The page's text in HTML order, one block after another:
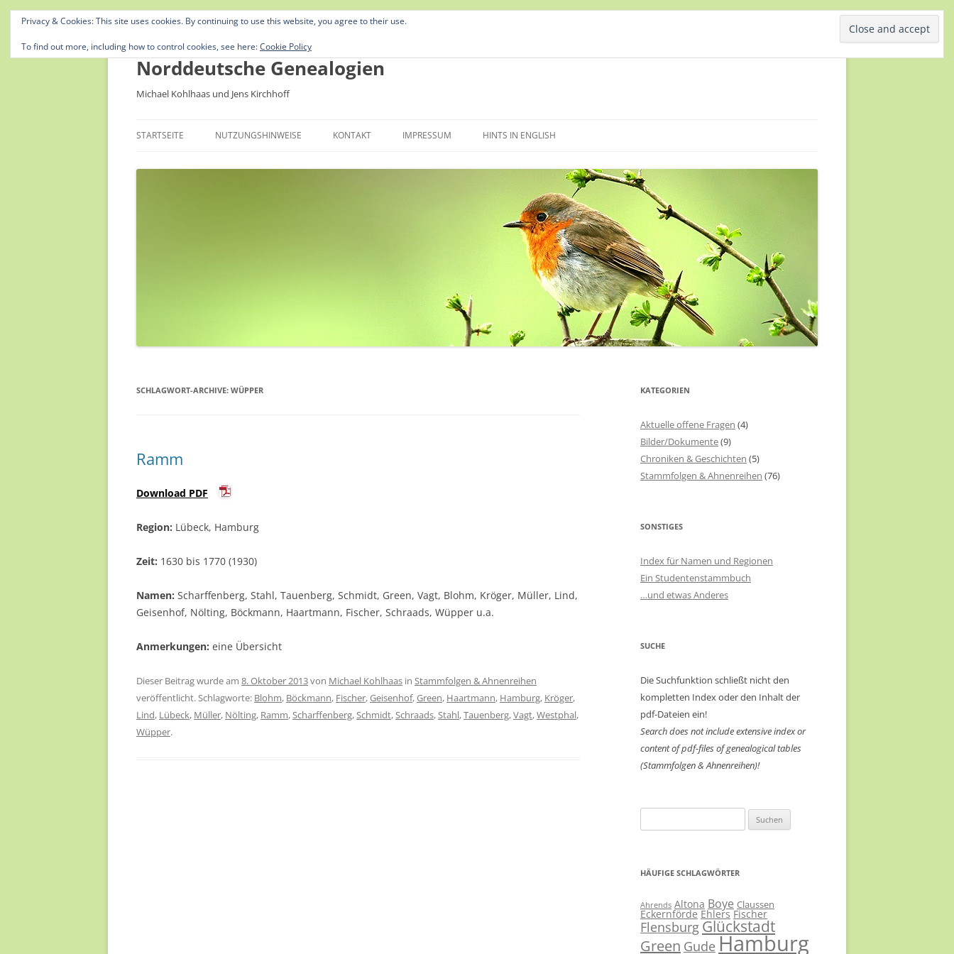
Norddeutsche Genealogien
Michael Kohlhaas und Jens Kirchhoff
Inhalt
STARTSEITE NUTZUNGSHINWEISE KONTAKT IMPRESSUM HINTS IN ENGLISH
SCHLAGWORT-ARCHIVE: WÜPPER
Ramm
Download PDF
Region: Lübeck, Hamburg
Zeit: 1630 bis 1770 (1930)
Namen: Scharffenberg, Stahl, Tauenberg, Schmidt, Green, Vagt, Blohm, Kröger, Müller, Lind,
Geisenhof, Nölting, Böckmann, Haartmann, Fischer, Schraads, Wüpper u.a.
Anmerkungen: eine Übersicht
Dieser Beitrag wurde am 8. Oktober 2013von Michael Kohlhaas in Stammfolgen & Ahnenreihen
veröffentlicht. Schlagworte: Blohm, Böckmann, Fischer,Geisenhof,Green, Haartmann, Hamburg, Kröger,
Lind, Lübeck, Müller, Nölting, Ramm,Scharffenberg,Schmidt,Schraads,Stahl,Tauenberg,Vagt,Westphal,
Wüpper.
KATEGORIEN
Aktuelle offene Fragen (4)
Bilder/Dokumente(9)
Chroniken & Geschichten (5)
Stammfolgen & Ahnenreihen (76)
SONSTIGES
Index für Namen und Regionen
Ein Studentenstammbuch
…und etwas Anderes
SUCHE
Die Suchfunktion schließt nicht den
kompletten Index oder den Inhalt der
pdf-Dateien ein!
Search does not include extensive index or
content ofpdf-files of genealogical tables
(Stammfolgen & Ahnenreihen)!
nach:
HÄUFIGE SCHLAGWÖRTER
Ahrends Altona Boye Claussen
Eckernförde Ehlers Fischer
Flensburg Glückstadt
Green Gude Hamburg
Privacy & Cookies: This site uses cookies. By continuing to use this website, you agree to their use.
To find out more, including how to control cookies, see here:Cookie Policy